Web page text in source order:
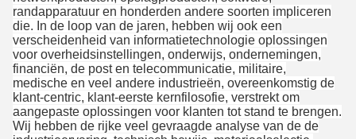
randapparatuur en honderden andere soorten impliceren
die. In de loop van de jaren, hebben wij ook een
verscheidenheid van informatietechnologie oplossingen
voor overheidsinstellingen, onderwijs, ondernemingen,
financiën, de post en telecommunicatie, militaire,
medische en veel andere industrieën, overeenkomstig de
klant-centric, klant-eerste kernfilosofie, verstrekt om
aangepaste oplossingen voor klanten tot stand te brengen.
Wij hebben de rijke veel gevraagde analyse van de de